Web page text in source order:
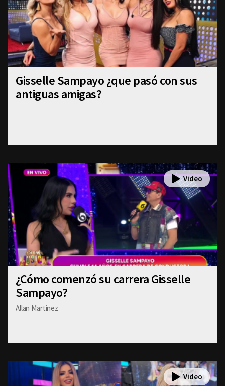
Gisselle Sampayo ¿que pasó con sus
antiguas amigas?
¿Cómo comenzó su carrera Gisselle
Sampayo?
Allan Martinez